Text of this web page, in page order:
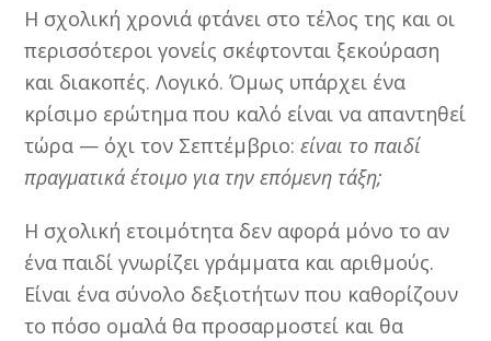
Η σχολική χρονιά φτάνει στο τέλος της και οι
περισσότεροι γονείς σκέφτονται ξεκούραση
και διακοπές. Λογικό. Όμως υπάρχει ένα
κρίσιμο ερώτημα που καλό είναι να απαντηθεί
τώρα — όχι τον Σεπτέμβριο:είναι το παιδί
πραγματικά έτοιμο για την επόμενη τάξη;
Η σχολική ετοιμότητα δεν αφορά μόνο το αν
ένα παιδί γνωρίζει γράμματα και αριθμούς.
Είναι ένα σύνολο δεξιοτήτων που καθορίζουν
το πόσο ομαλά θα προσαρμοστεί και θα